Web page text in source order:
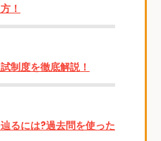
！
制度を徹底解説！
るには?過去問を使った